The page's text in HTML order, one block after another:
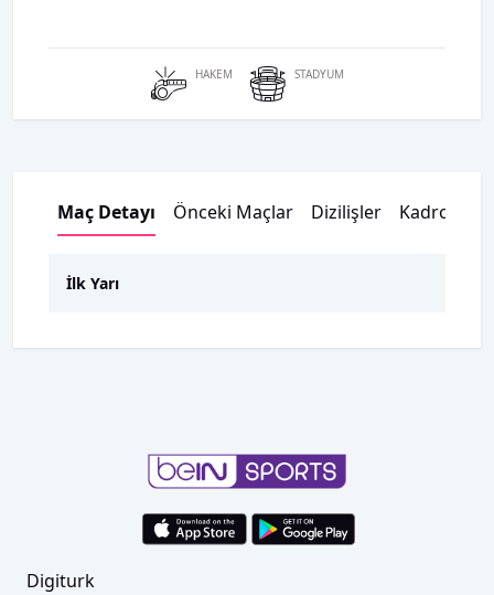
HAKEM STADYUM
Maç Detayı Önceki Maçlar Dizilişler Kadrolar
İlk Yarı
Digiturk